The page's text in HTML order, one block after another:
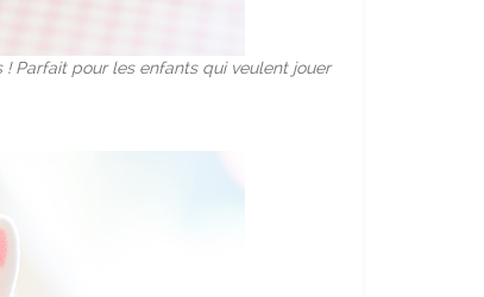
Parfait pour les enfants qui veulent jouer